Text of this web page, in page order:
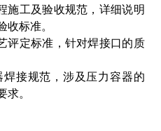
施工及验收规范，详细说明
收标准。
评定标准，针对焊接口的质
焊接规范，涉及压力容器的
求。